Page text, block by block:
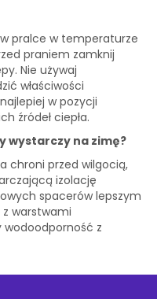
pralce w temperaturze
praniem zamknij
Nie używaj
właściwości
w pozycji
źródeł ciepła.
wystarczy na zimę?
chroni przed wilgocią,
izolację
spacerów lepszym
z warstwami
z